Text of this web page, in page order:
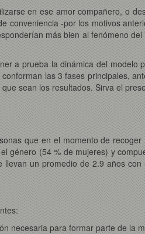
en ese amor compañero, o
conveniencia -por los motivos
más bien al fenómeno
a prueba la dinámica del
las 3 fases principales,
sean los resultados. Sirva el
que en el momento de
género (54 % de mujeres) y
un promedio de 2.9 años
necesaria para formar parte de la